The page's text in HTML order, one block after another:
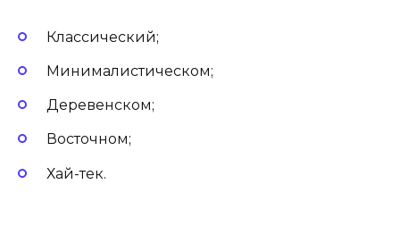
Классический;
Минималистическом;
Деревенском;
Восточном;
Хай-тек.